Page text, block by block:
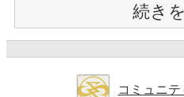
続き
コミュニ